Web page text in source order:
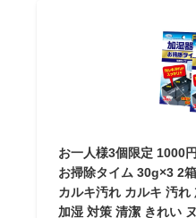
お一人様3個限定 1000
お掃除タイム 30g×3 2
カルキ汚れ カルキ 汚
加湿 対策 清潔 きれい